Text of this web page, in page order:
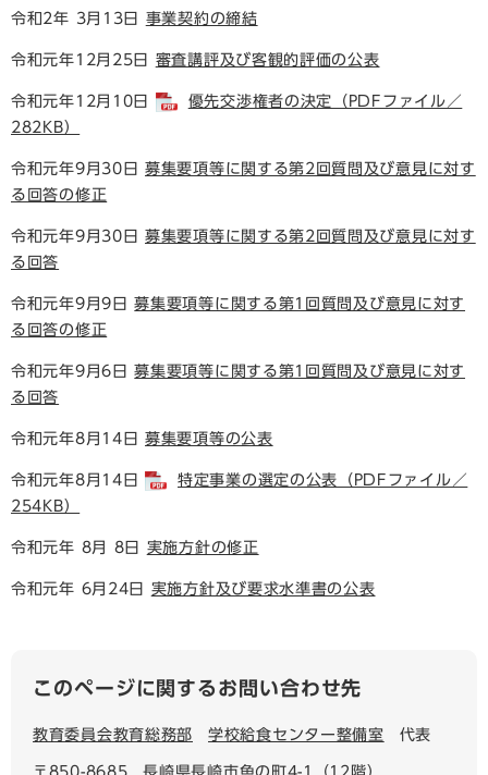
令和2年 3月13日 事業契約の締結
令和元年12月25日 審査講評及び客観的評価の公表
令和元年12月10日
優先交渉権者の決定（PDFファイル／
282KB）
令和元年9月30日 募集要項等に関する第2回質問及び意見に対す
る回答の修正
令和元年9月30日 募集要項等に関する第2回質問及び意見に対す
る回答
令和元年9月9日募集要項等に関する第1回質問及び意見に対す
る回答の修正
令和元年9月6日募集要項等に関する第1回質問及び意見に対す
る回答
令和元年8月14日 募集要項等の公表
令和元年8月14日
特定事業の選定の公表（PDFファイル／
254KB）
令和元年 8月 8日 実施方針の修正
令和元年 6月24日 実施方針及び要求水準書の公表
このページに関するお問い合わせ先
教育委員会教育総務部 学校給食センター整備室 代表
〒850-8685
長崎県長崎市魚の町4-1（12階）